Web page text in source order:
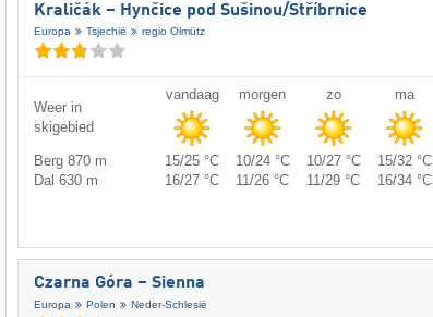
Kraličák – Hynčice pod Sušinou/​Stříbrnice
Europa Tsjechië regio Olmütz
Weer in
skigebied
vandaag morgen zo ma
Berg 870 m 15/25 °C 10/24 °C 10/27 °C 15/32 °C
Dal 630 m
16/27 °C 11/26 °C 11/29 °C 16/34 °C
Czarna Góra – Sienna
Europa Polen Neder-Schlesië